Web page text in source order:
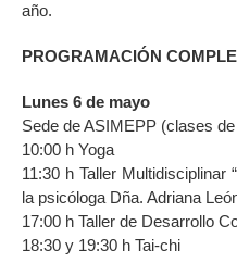
año.
PROGRAMACIÓN
Lunes 6 de mayo
Sede de ASIMEPP (clases
10:00 h Yoga
11:30 h Taller Multidisciplinar
la psicóloga Dña. Adriana
17:00 h Taller de Desarrollo
18:30 y 19:30 h Tai-chi